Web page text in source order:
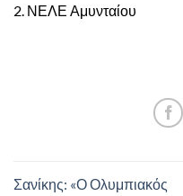
2. ΝΕΛΕ Αμυνταίου
Σανίκης: «Ο Ολυμπιακός